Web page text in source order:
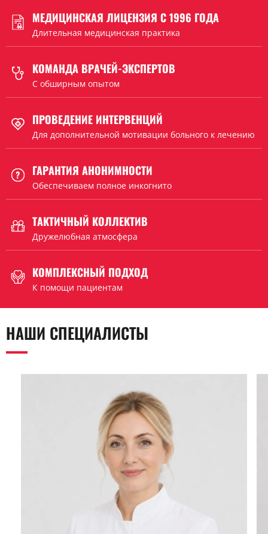
МЕДИЦИНСКАЯ ЛИЦЕНЗИЯ С 1996 ГОДА
Длительная медицинская практика
КОМАНДА ВРАЧЕЙ-ЭКСПЕРТОВ
C обширным опытом
ПРОВЕДЕНИЕ ИНТЕРВЕНЦИЙ
Для дополнительной мотивации больного к лечению
ГАРАНТИЯ АНОНИМНОСТИ
Обеспечиваем полное инкогнито
ТАКТИЧНЫЙ КОЛЛЕКТИВ
Дружелюбная атмосфера
КОМПЛЕКСНЫЙ ПОДХОД
К помощи пациентам
НАШИ СПЕЦИАЛИСТЫ